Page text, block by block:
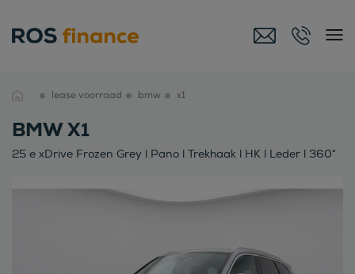
lease voorraad bmw x1
BMW X1
25 e xDrive Frozen Grey l Pano l Trekhaak l HK l Leder l 360°